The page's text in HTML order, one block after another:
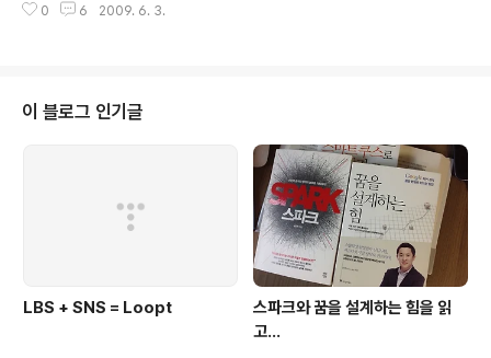
검색 기반의 정보형 서비스(사용자의 Context에 기반한
숙기를 넘어 안정기에 접어들었기에), 모바일은 올해와 내
ynote에서 HTML5를 중심으로 한 모바일웹에 주력하겠
다는 전략을 발표했습니다. 저 역시 구글의 이러한 전략이
바람직하다는 입장입니다. 모바일웹은 빠르게 진화해서 P
C상의 WWW처럼 웹OS로 플랫폼화되어 모바일에서의
어플리케이션의 성능과 기능을 충분히 따라잡을테니까요.
아무래도 어플보다 모바일웹은 Cross ..
0 6 2009. 6. 3.
이 블로그 인기글
LBS + SNS = Loopt
스파크와 꿈을 설계하는 힘을 읽
고...